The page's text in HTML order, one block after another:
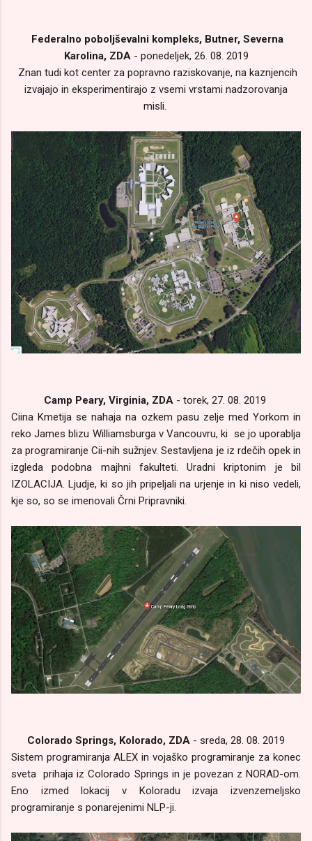
Federalno poboljševalni kompleks, Butner, Severna
Karolina, ZDA - ponedeljek, 26. 08. 2019
Znan tudi kot center za popravno raziskovanje, na kaznjencih
izvajajo in eksperimentirajo z vsemi vrstami nadzorovanja
misli.
Camp Peary, Virginia, ZDA - torek, 27. 08. 2019
Ciina Kmetija se nahaja na ozkem pasu zelje med Yorkom in
reko James blizu Williamsburga v Vancouvru, ki se jo uporablja
za programiranje Cii-nih sužnjev. Sestavljena je iz rdečih opek in
izgleda podobna majhni fakulteti. Uradni kriptonim je bil
IZOLACIJA. Ljudje, ki so jih pripeljali na urjenje in ki niso vedeli,
kje so, so se imenovali Črni Pripravniki.
Colorado Springs, Kolorado, ZDA - sreda, 28. 08. 2019
Sistem programiranja ALEX in vojaško programiranje za konec
sveta prihaja iz Colorado Springs in je povezan z NORAD-om.
Eno izmed lokacij v Koloradu izvaja izvenzemeljsko
programiranje s ponarejenimi NLP-ji.